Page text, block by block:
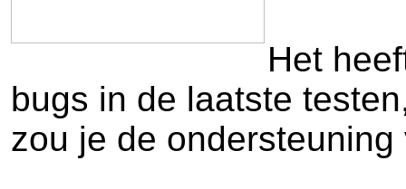
Het
bugs in de laatste
zou je de